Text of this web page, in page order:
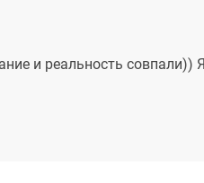
и реальность совпали))